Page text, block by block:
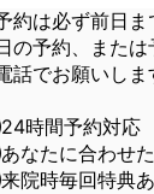
約は必ず前日ま
の予約、また
話でお願いし
時間予約対応
なたに合わせ
院時毎回特典あ